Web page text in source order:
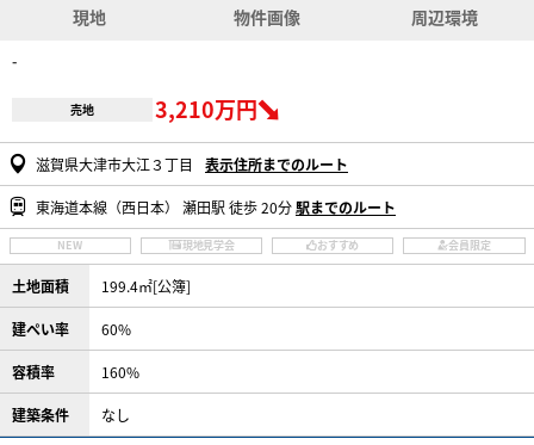
現地 物件画像 周辺環境
-
売地 3,210万円
滋賀県大津市大江３丁目 表示住所までのルート
東海道本線（西日本） 瀬田駅 徒歩 20分駅までのルート
NEW 現地見学会 おすすめ 会員限定
土地面積 199.4㎡[公簿]
建ぺい率 60%
容積率 160%
建築条件 なし